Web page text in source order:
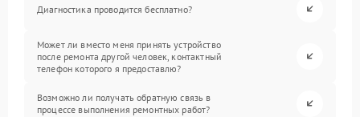
Диагностика проводится бесплатно?
Может ли вместо меня принять устройство
после ремонта другой человек, контактный
телефон которого я предоставлю?
Возможно ли получать обратную связь в
процессе выполнения ремонтных работ?